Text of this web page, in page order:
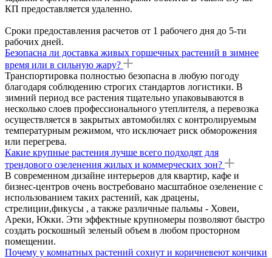
КП предоставляется удаленно.
Сроки предоставления расчетов от 1 рабочего дня до 5-ти
рабочих дней.
Безопасна ли доставка живых горшечных растений в зимнее
время или в сильную жару?
Транспортировка полностью безопасна в любую погоду
благодаря соблюдению строгих стандартов логистики. В
зимний период все растения тщательно упаковываются в
несколько слоев профессионального утеплителя, а перевозка
осуществляется в закрытых автомобилях с контролируемым
температурным режимом, что исключает риск обморожения
или перегрева.
Какие крупные растения лучше всего подходят для
трендового озеленения жилых и коммерческих зон?
В современном дизайне интерьеров для квартир, кафе и
бизнес-центров очень востребовано масштабное озеленение с
использованием таких растений, как драцены,
стрелиции,фикусы , а также различные пальмы - Ховеи,
Ареки, Юкки. Эти эффектные крупномеры позволяют быстро
создать роскошный зеленый объем в любом просторном
помещении.
Почему у комнатных растений сохнут и коричневеют кончики